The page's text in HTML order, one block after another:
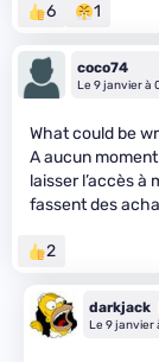
6 1
coco74
Le 9 janvier à
What could be
A aucun
laisser l’accès à
fassent des
2
darkjack
Le 9 janvier